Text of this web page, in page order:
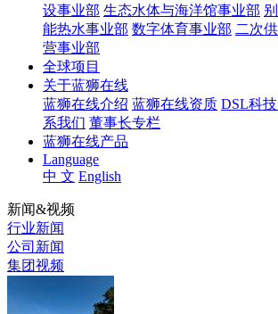
设事业部 生态水体与海洋馆事业部
能热水事业部 数字体育事业部 二次
营事业部
全球项目
关于蓝狮在线
蓝狮在线介绍 蓝狮在线资质 DSL科技
系我们 董事长专栏
蓝狮在线产品
Language
中 文 English
新闻&视频
行业新闻
公司新闻
集团视频